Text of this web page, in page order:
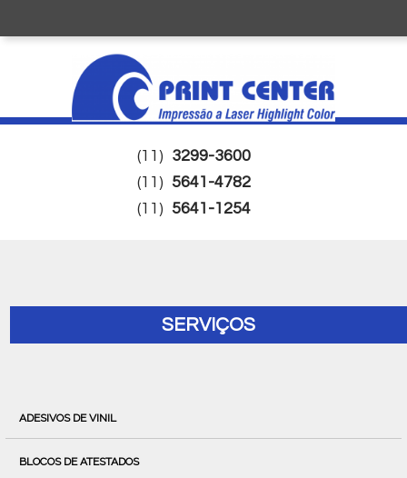
(11) 3299-3600
(11) 5641-4782
(11) 5641-1254
SERVIÇOS
ADESIVOS DE VINIL
BLOCOS DE ATESTADOS